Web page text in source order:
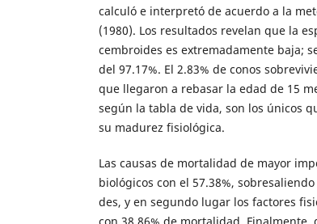
calculó e interpretó de acuerdo a la
(1980). Los resultados revelan que la
cembroides es extremadamente baja;
del 97.17%. El 2.83% de conos
que llegaron a rebasar la edad de 15
según la tabla de vida, son los únicos
su madurez fisiológica.
Las causas de mortalidad de mayor
biológicos con el 57.38%,
des, y en segundo lugar los factores